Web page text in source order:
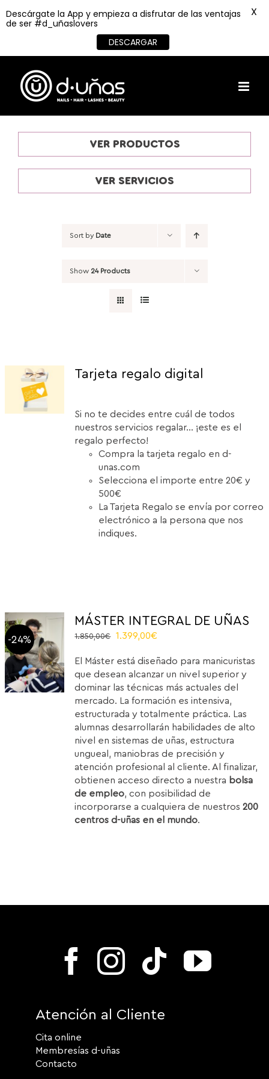
content
VER PRODUCTOS
VER SERVICIOS
Sort by Date
Show 24 Products
Tarjeta regalo digital
Si no te decides entre cuál de todos
nuestros servicios regalar... ¡este es el
regalo perfecto!
Compra la tarjeta regalo en d-
unas.com
Selecciona el importe entre 20€ y
500€
La Tarjeta Regalo se envía por correo
electrónico a la persona que nos
indiques.
-24%
MÁSTER INTEGRAL DE UÑAS
1.850,00€
El
original
era:
1.850,00€.
1.399,00€
actual
es:
1.399,00€.
El Máster está diseñado para manicuristas
que desean alcanzar un nivel superior y
dominar las técnicas más actuales del
mercado. La formación es intensiva,
estructurada y totalmente práctica. Las
alumnas desarrollarán habilidades de alto
nivel en sistemas de uñas, estructura
ungueal, maniobras de precisión y
atención profesional al cliente. Al finalizar,
obtienen acceso directo a nuestra bolsa
de empleo, con posibilidad de
incorporarse a cualquiera de nuestros200
centros d-uñas en el mundo.
Atención al Cliente
Cita online
Membresías d-uñas
Contacto
Descárgate la App y empieza a disfrutar de las ventajas
de ser #d_uñaslovers
DESCARGAR
X